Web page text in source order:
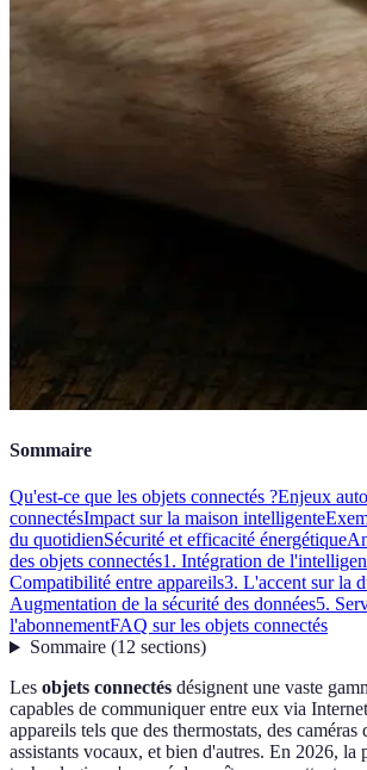
Sommaire
Qu'est-ce que les objets connectés ?Enjeux
connectésImpact sur la maison intelligente
du quotidienSécurité et efficacité énergétique
des objets connectés1. Intégration de
Compatibilité entre appareils3. L'accent sur la
Augmentation de la sécurité des données5.
l'abonnementFAQ sur les objets connectés
Sommaire(12 sections)
Les objets connectés désignent une vaste
capables de communiquer entre eux via
appareils tels que des thermostats, des caméras
assistants vocaux, et bien d'autres. En 2026, la